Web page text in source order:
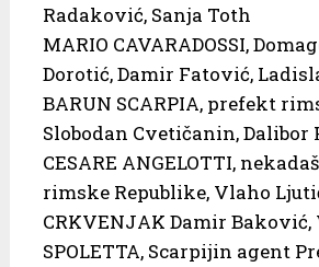
Radaković, Sanja Toth
MARIO CAVARADOSSI,
Dorotić, Damir Fatović,
BARUN SCARPIA, prefekt
Slobodan Cvetičanin, Dalibor
CESARE ANGELOTTI,
rimske Republike, Vlaho
CRKVENJAK Damir
SPOLETTA, Scarpijin agent